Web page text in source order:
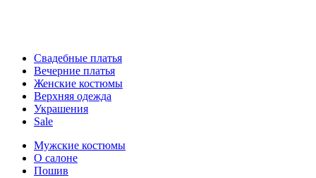
Свадебные платья
Вечерние платья
Женские костюмы
Верхняя одежда
Украшения
Sale
Мужские костюмы
О салоне
Пошив